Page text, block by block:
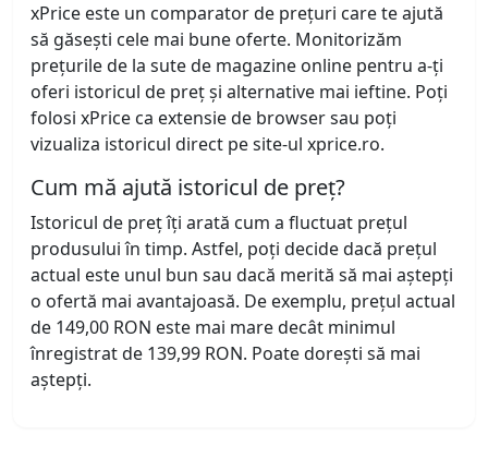
xPrice este un comparator de prețuri care te ajută
să găsești cele mai bune oferte. Monitorizăm
prețurile de la sute de magazine online pentru a-ți
oferi istoricul de preț și alternative mai ieftine. Poți
folosi xPrice ca extensie de browser sau poți
vizualiza istoricul direct pe site-ul xprice.ro.
Cum mă ajută istoricul de preț?
Istoricul de preț îți arată cum a fluctuat prețul
produsului în timp. Astfel, poți decide dacă prețul
actual este unul bun sau dacă merită să mai aștepți
o ofertă mai avantajoasă. De exemplu, prețul actual
de 149,00 RON este mai mare decât minimul
înregistrat de 139,99 RON. Poate dorești să mai
aștepți.